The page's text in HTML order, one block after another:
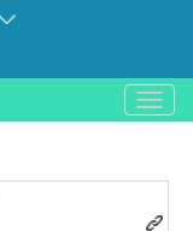
باز
و
کردن